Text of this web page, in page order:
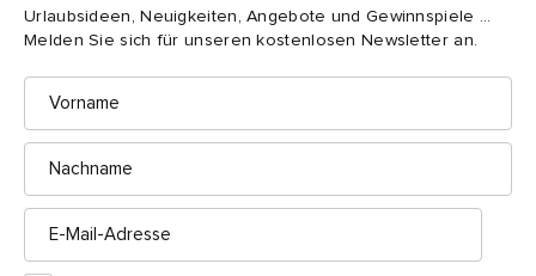
Urlaubsideen, Neuigkeiten, Angebote und Gewinnspiele ...
Melden Sie sich für unseren kostenlosen Newsletter an.
Vorname
Nachname
E-
Mail-
Besuchen Sie die
Wildherde in Dublins
Phoenix Park
Unweit der regen Straßen der Dubliner Innenstadt liegt eine